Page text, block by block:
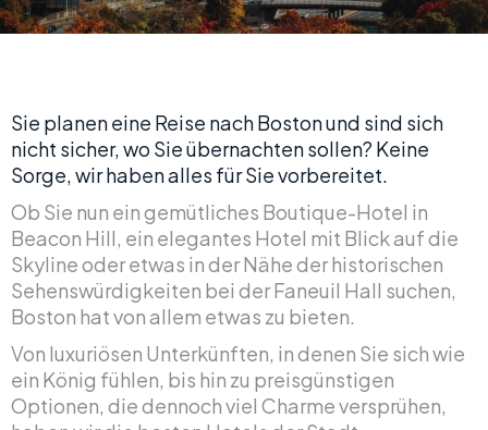
Sie planen eine Reise nach Boston und sind sich
nicht sicher, wo Sie übernachten sollen? Keine
Sorge, wir haben alles für Sie vorbereitet.
Ob Sie nun ein gemütliches Boutique-Hotel in
Beacon Hill, ein elegantes Hotel mit Blick auf die
Skyline oder etwas in der Nähe der historischen
Sehenswürdigkeiten bei der Faneuil Hall suchen,
Boston hat von allem etwas zu bieten.
Von luxuriösen Unterkünften, in denen Sie sich wie
ein König fühlen, bis hin zu preisgünstigen
Optionen, die dennoch viel Charme versprühen,